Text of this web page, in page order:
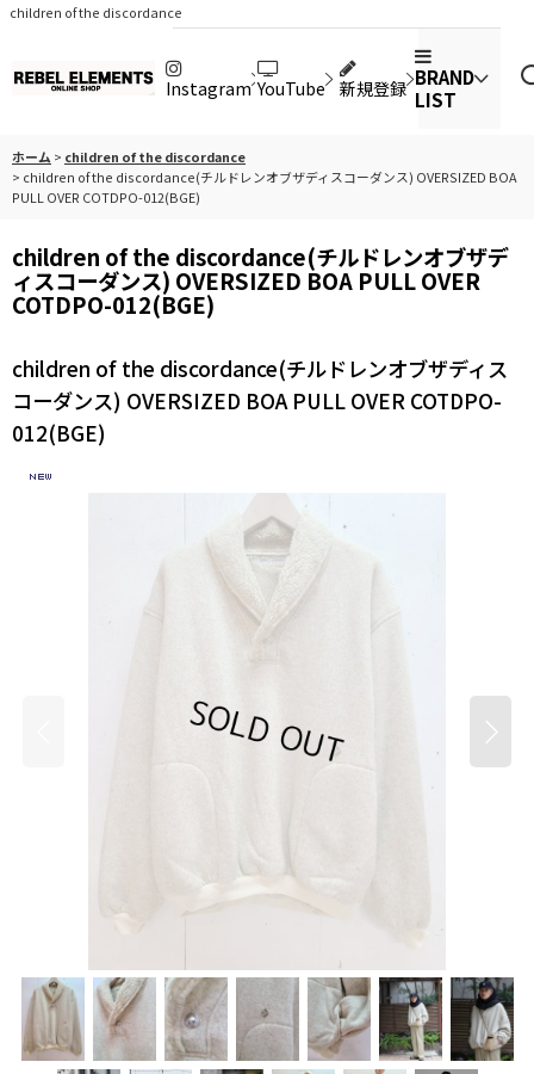
children of the discordance
Instagram YouTube 新規登録 BRAND
LIST
ホーム > children of the discordance
> children of the discordance(チルドレンオブザディスコーダンス) OVERSIZED BOA
PULL OVER COTDPO-012(BGE)
children of the discordance(チルドレンオブザデ
ィスコーダンス) OVERSIZED BOA PULL OVER
COTDPO-012(BGE)
children of the discordance(チルドレンオブザディス
コーダンス) OVERSIZED BOA PULL OVER COTDPO-
012(BGE)